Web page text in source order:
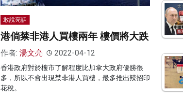
敢說亮話
港倘禁非港人買樓兩年 樓價將大跌
作者: 湯文亮 2022-04-12
香港政府對於樓市了解程度比加拿大政府優勝很
多，所以不會出現禁非港人買樓，最多推出辣招印
花稅。